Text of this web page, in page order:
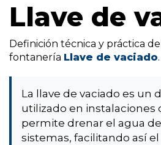
Llave de
Definición técnica y práctica
fontanería Llave de vaciado.
La llave de vaciado es un
utilizado en instalaciones
permite drenar el agua
sistemas, facilitando así